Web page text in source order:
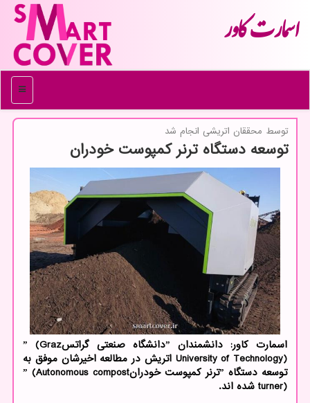
اسمارت كاور
منو
توسط محققان اتریشی انجام شد
توسعه دستگاه ترنر كمپوست خودران
اسمارت كاور: دانشمندان ˮدانشگاه صنعتی گراتسˮ (Graz
University of Technology) اتریش در مطالعه اخیرشان موفق به
توسعه دستگاه ˮترنر كمپوست خودرانˮ (Autonomous compost
turner) شده اند.